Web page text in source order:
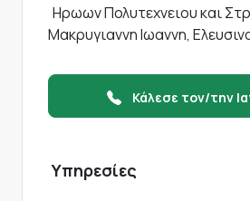
Ηρωων Πολυτεχνειου και
Μακρυγιαννη Ιωαννη,
Κάλεσε τον/την
Υπηρεσίες